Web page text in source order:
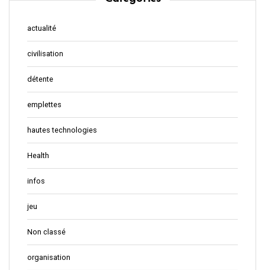
actualité
civilisation
détente
emplettes
hautes technologies
Health
infos
jeu
Non classé
organisation